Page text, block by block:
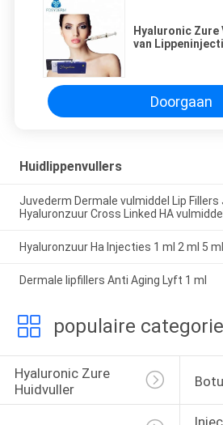
Hyaluronic
van
Doorgaan
Huidlippenvullers
Juvederm Dermale vulmiddel Lip
Hyaluronzuur Cross Linked HA vulmiddel
Hyaluronzuur Ha Injecties 1 ml 2 ml 5 ml
Dermale lipfillers Anti Aging Lyft 1 ml
populaire
Hyaluronic Zure
Huidvuller